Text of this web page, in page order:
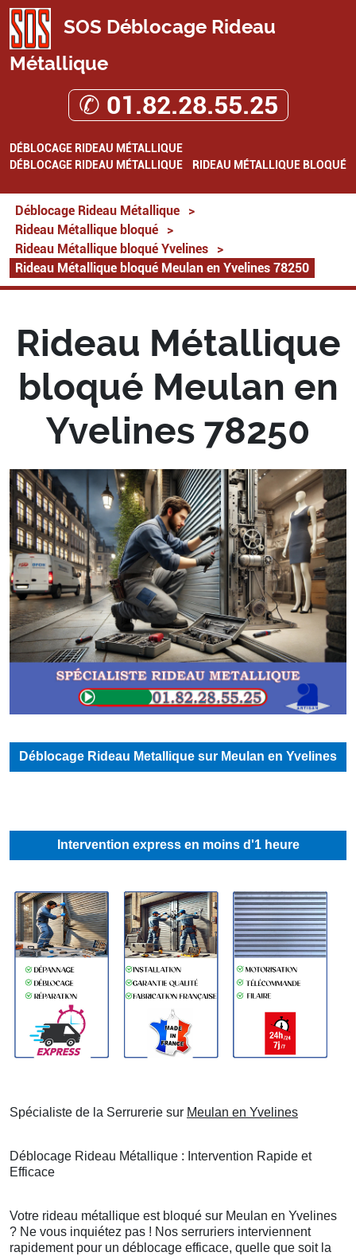
SOS Déblocage Rideau
Métallique
✆ 01.82.28.55.25
DÉBLOCAGE RIDEAU MÉTALLIQUE
DÉBLOCAGE RIDEAU MÉTALLIQUE
RIDEAU MÉTALLIQUE BLOQUÉ
Déblocage Rideau Métallique
>
Rideau Métallique bloqué
>
Rideau Métallique bloqué Yvelines
>
Rideau Métallique bloqué Meulan en Yvelines 78250
Rideau Métallique
bloqué Meulan en
Yvelines 78250
Déblocage Rideau Metallique sur Meulan en Yvelines
Intervention express en moins d'1 heure
Spécialiste de la Serrurerie sur Meulan en Yvelines
Déblocage Rideau Métallique : Intervention Rapide et
Efficace
Votre rideau métallique est bloqué sur Meulan en Yvelines
? Ne vous inquiétez pas ! Nos serruriers interviennent
rapidement pour un déblocage efficace, quelle que soit la